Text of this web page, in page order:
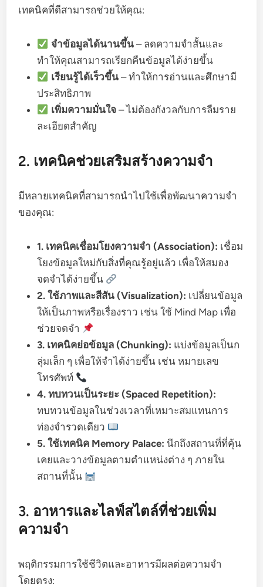
เทคนิคที่ดีสามารถช่วยให้คุณ:
จำข้อมูลได้นานขึ้น– ลดความจำสั้นและ
ทำให้คุณสามารถเรียกคืนข้อมูลได้ง่ายขึ้น
เรียนรู้ได้เร็วขึ้น– ทำให้การอ่านและศึกษามี
ประสิทธิภาพ
เพิ่มความมั่นใจ– ไม่ต้องกังวลกับการลืมราย
ละเอียดสำคัญ
2. เทคนิคช่วยเสริมสร้างความจำ
มีหลายเทคนิคที่สามารถนำไปใช้เพื่อพัฒนาความจำ
ของคุณ:
1. เทคนิคเชื่อมโยงความจำ (Association): เชื่อม
โยงข้อมูลใหม่กับสิ่งที่คุณรู้อยู่แล้ว เพื่อให้สมอง
จดจำได้ง่ายขึ้น
2. ใช้ภาพและสีสัน (Visualization): เปลี่ยนข้อมูล
ให้เป็นภาพหรือเรื่องราว เช่น ใช้ Mind Map เพื่อ
ช่วยจดจำ
3. เทคนิคย่อข้อมูล (Chunking): แบ่งข้อมูลเป็นก
ลุ่มเล็ก ๆ เพื่อให้จำได้ง่ายขึ้น เช่น หมายเลข
โทรศัพท์
4. ทบทวนเป็นระยะ (Spaced Repetition):
ทบทวนข้อมูลในช่วงเวลาที่เหมาะสมแทนการ
ท่องจำรวดเดียว
5. ใช้เทคนิค Memory Palace: นึกถึงสถานที่ที่คุ้น
เคยและวางข้อมูลตามตำแหน่งต่าง ๆ ภายใน
สถานที่นั้น
3. อาหารและไลฟ์สไตล์ที่ช่วยเพิ่ม
ความจำ
พฤติกรรมการใช้ชีวิตและอาหารมีผลต่อความจำ
โดยตรง: